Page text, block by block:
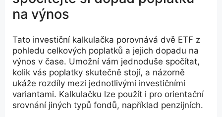
na výnos
Tato investiční kalkulačka porovnává dvě ETF z
pohledu celkových poplatků a jejich dopadu na
výnos v čase. Umožní vám jednoduše spočítat,
kolik vás poplatky skutečně stojí, a názorně
ukáže rozdíly mezi jednotlivými investičními
variantami. Kalkulačku lze použít i pro orientační
srovnání jiných typů fondů, například penzijních.